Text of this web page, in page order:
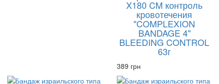
X180 CM контроль
кровотечения
"COMPLEXION
BANDAGE 4"
BLEEDING CONTROL
63г
389 грн